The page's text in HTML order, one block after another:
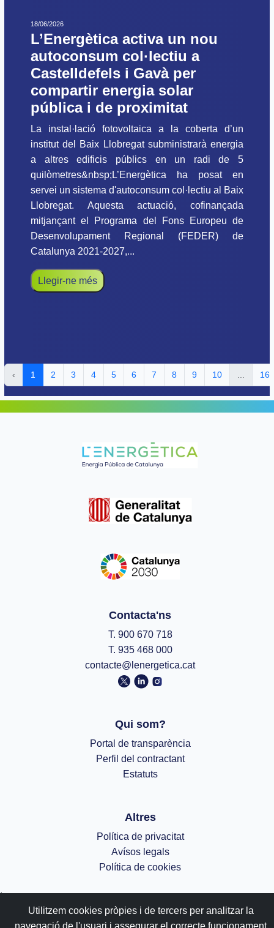
18/06/2026
L’Energètica activa un nou
autoconsum col·lectiu a
Castelldefels i Gavà per
compartir energia solar
pública i de proximitat
La instal·lació fotovoltaica a la coberta d’un
institut del Baix Llobregat subministrarà energia
a altres edificis públics en un radi de 5
quilòmetres&nbsp;L’Energètica ha posat en
servei un sistema d'autoconsum col·lectiu al Baix
Llobregat. Aquesta actuació, cofinançada
mitjançant el Programa del Fons Europeu de
Desenvolupament Regional (FEDER) de
Catalunya 2021-2027,...
Llegir-ne més
‹ 1 2 3 4 5 6 7 8 9 10 ... 16
Contacta'ns
T. 900 670 718
T. 935 468 000
contacte@lenergetica.cat
Qui som?
Portal de transparència
Perfil del contractant
Estatuts
Altres
Política de privacitat
Avísos legals
Política de cookies
Utilitzem cookies pròpies i de tercers per analitzar la
navegació de l'usuari i assegurar el correcte funcionament
;